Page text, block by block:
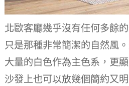
北歐客廳幾乎沒有任何多餘
只是那種非常簡潔的自然風。
大量的白色作為主色系，更顯
沙發上也可以放幾個簡約又